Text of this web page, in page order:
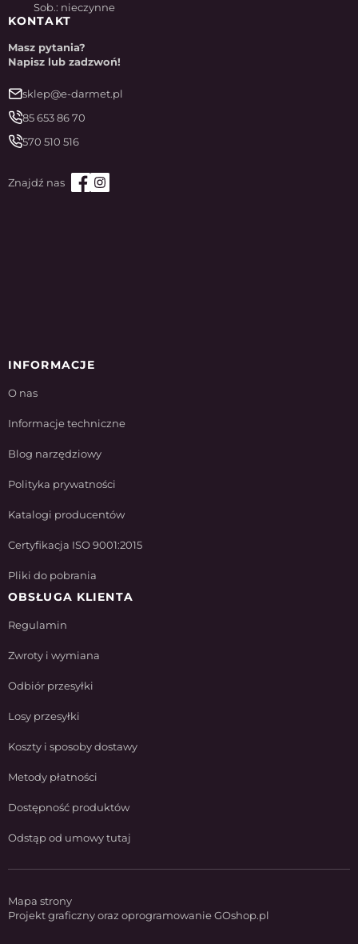
Sob.: nieczynne
KONTAKT
Masz pytania?
Napisz lub zadzwoń!
sklep@e-darmet.pl
85 653 86 70
570 510 516
INFORMACJE
O nas
Informacje techniczne
Blog narzędziowy
Polityka prywatności
Katalogi producentów
Certyfikacja ISO 9001:2015
Pliki do pobrania
OBSŁUGA KLIENTA
Regulamin
Zwroty i wymiana
Odbiór przesyłki
Losy przesyłki
Koszty i sposoby dostawy
Metody płatności
Dostępność produktów
Odstąp od umowy tutaj
Mapa strony
Projekt graficzny oraz oprogramowanie GOshop.pl